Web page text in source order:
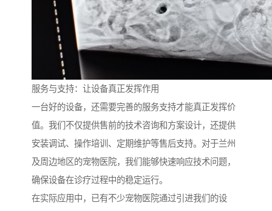
服务与支持：让设备真正发挥作用
一台好的设备，还需要完善的服务支持才能真正发挥价
值。我们不仅提供售前的技术咨询和方案设计，还提供
安装调试、操作培训、定期维护等售后支持。对于兰州
及周边地区的宠物医院，我们能够快速响应技术问题，
确保设备在诊疗过程中的稳定运行。
在实际应用中，已有不少宠物医院通过引进我们的设